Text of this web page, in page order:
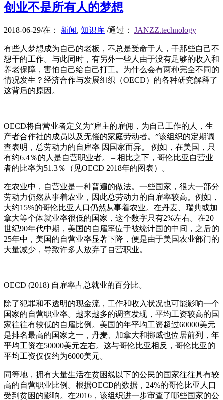
创业不是所有人的梦想
2018-06-29/在： 新闻, 知识库 /通过： JANZZ.technology
有些人梦想成为自己的老板，不总是受命于人，干那些自己不
想干的工作。与此同时，有另外一些人由于没有足够的收入和
养老保障，害怕自己给自己打工。为什么会有两种完全不同的
情况发生？经济合作与发展组织（OECD）的各种研究解释了
这背后的原因。
OECD将自营业者定义为“雇主的雇佣，为自己工作的人，生
产者合作社的成员以及无偿的家庭劳动者。”该组织的定期调
查表明，总劳动力的自雇率 因国家而异。 例如，在美国，只
有约6.4％的人是自营职业者。 – 相比之下，哥伦比亚自营业
者的比率为51.3％（见OECD 2018年的图表）。
在农业中，自营业是一种普遍的做法。一些国家，很大一部分
劳动力仍然从事着农业，因此总劳动力的自雇率较高。例如，
大约15%的哥伦比亚人口仍然从事着农业。在丹麦、瑞典或加
拿大等个体就业率很低的国家，这个数字只有2%左右。在20
世纪90年代中期，美国的自雇率位于被统计国的中间，之后的
25年中，美国的自营业率显著下降，便是由于美国农业部门的
大量减少，导致许多人放弃了自营职业。
OECD (2018) 自雇率占总就业的百分比。
除了犯罪和不透明的现金流，工作和收入状况也可能影响一个
国家的自营职业率。越来越多的调查发现，平均工资较高的国
家往往有较低的自雇比例。美国的年平均工资超过60000美元
是排名最高的国家之一，丹麦、加拿大和挪威也位居前列，年
平均工资在50000美元左右。这与哥伦比亚相反，哥伦比亚的
平均工资仅仅约为6000美元。
同等地，拥有大量生活在贫困线以下的公民的国家往往具有较
高的自营职业比例。根据OECD的数据，24%的哥伦比亚人口
受到贫困的影响。在2016，该组织进一步审查了哪些国家的公